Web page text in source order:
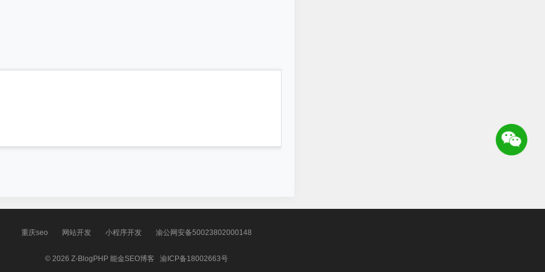
重庆seo 网站开发 小程序开发 渝公网安备50023802000148
© 2026 Z-BlogPHP能金SEO博客 渝ICP备18002663号